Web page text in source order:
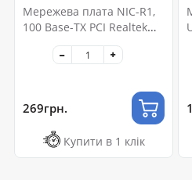
Мережева плата NIC-R1,
100 Base-TX PCI Realtek
чіпсет
269грн.
Купити в 1 клік